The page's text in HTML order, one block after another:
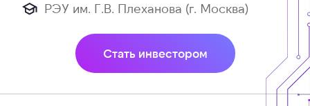
РЭУ им. Г.В. Плеханова (г. Москва)
Стать инвестором